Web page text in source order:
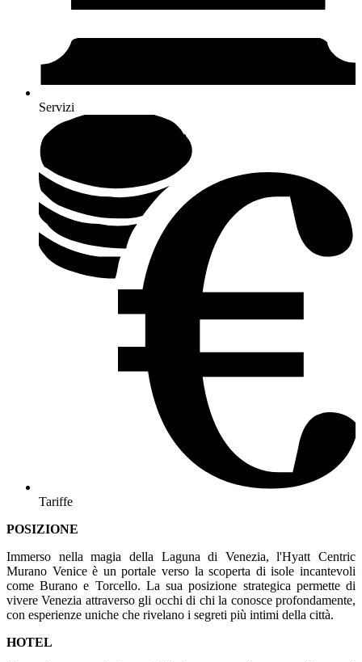
Servizi
Tariffe
POSIZIONE
Immerso nella magia della Laguna di Venezia, l'Hyatt Centric
Murano Venice è un portale verso la scoperta di isole incantevoli
come Burano e Torcello. La sua posizione strategica permette di
vivere Venezia attraverso gli occhi di chi la conosce profondamente,
con esperienze uniche che rivelano i segreti più intimi della città.
HOTEL